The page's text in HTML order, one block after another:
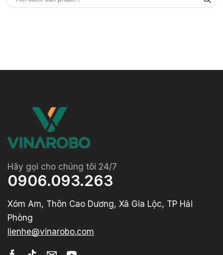
Hãy gọi cho chúng tôi 24/7
0906.093.263
Xóm Am, Thôn Cao Dương, Xã Gia Lộc, TP Hải
Phòng
lienhe@vinarobo.com